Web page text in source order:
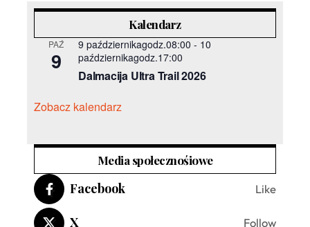
Kalendarz
PAŹ
9
9 październikagodz.08:00 - 10
październikagodz.17:00
Dalmacija Ultra Trail 2026
Zobacz kalendarz
Media społecznośiowe
Facebook Like
X Follow